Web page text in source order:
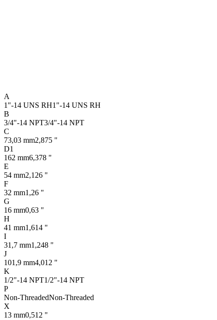
A
1"-14 UNS RH1"-14 UNS RH
B
3/4"-14 NPT3/4"-14 NPT
C
73,03 mm2,875 "
D1
162 mm6,378 "
E
54 mm2,126 "
F
32 mm1,26 "
G
16 mm0,63 "
H
41 mm1,614 "
I
31,7 mm1,248 "
J
101,9 mm4,012 "
K
1/2"-14 NPT1/2"-14 NPT
P
Non-ThreadedNon-Threaded
X
13 mm0,512 "